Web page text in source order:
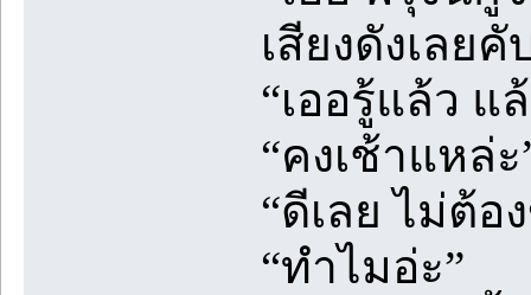
เสียงดังเลยคั
“เออรู้แล้ว แ
“คงเช้าแหล่ะ
“ดีเลย ไม่ต้อ
“ทำไมอ่ะ”